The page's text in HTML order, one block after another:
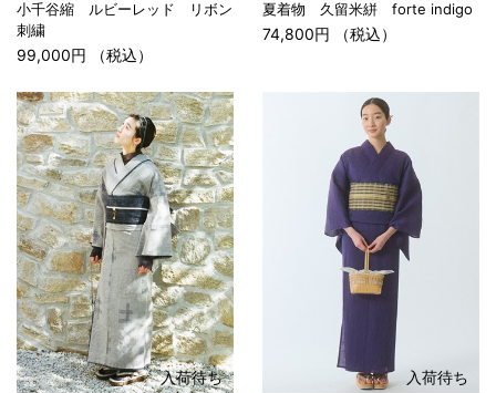
小千谷縮 ルビーレッド リボン
刺繍
99,000円 （税込）
夏着物 久留米絣 forte indigo
74,800円 （税込）
入荷待ち 入荷待ち